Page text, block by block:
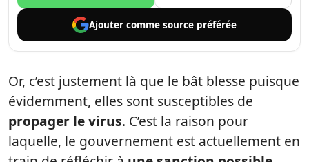
Ajouter comme source préférée
Or, c’est justement là que le bât blesse puisque
évidemment, elles sont susceptibles de
propager le virus. C’est la raison pour
laquelle, le gouvernement est actuellement en